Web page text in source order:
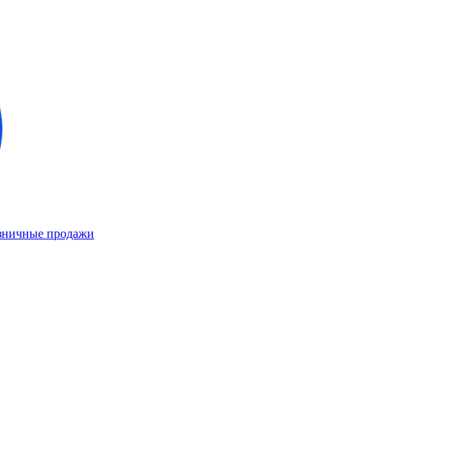
продажи